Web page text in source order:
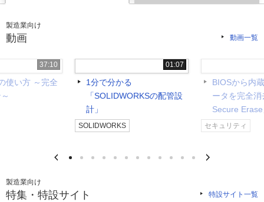
製造業向け
動画 動画一覧
37:10
使い方 ～完全
01:07
1分で分かる
「SOLIDWORKSの配管設
計」
SOLIDWORKS
BIOSから内
ータを完全消
Secure
セキュリティ
製造業向け
特集・特設サイト 特設サイト一覧